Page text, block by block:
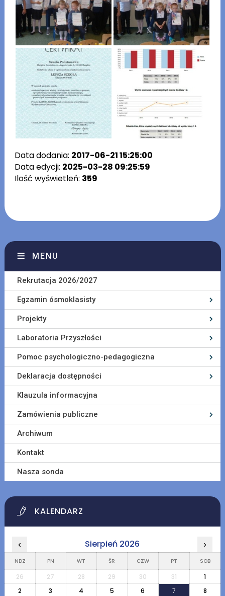
Data dodania: 2017-06-21 15:25:00
Data edycji: 2025-03-28 09:25:59
Ilość wyświetleń: 359
MENU
Rekrutacja 2026/2027
Egzamin ósmoklasisty
Projekty
Laboratoria Przyszłości
Pomoc psychologiczno-pedagogiczna
Deklaracja dostępności
Klauzula informacyjna
Zamówienia publiczne
Archiwum
Kontakt
Nasza sonda
KALENDARZ
‹ Sierpień 2026 ›
NDZ PN WT ŚR CZW PT SOB
26 27 28 29 30 31
1
2
3 4 5 6 7
8